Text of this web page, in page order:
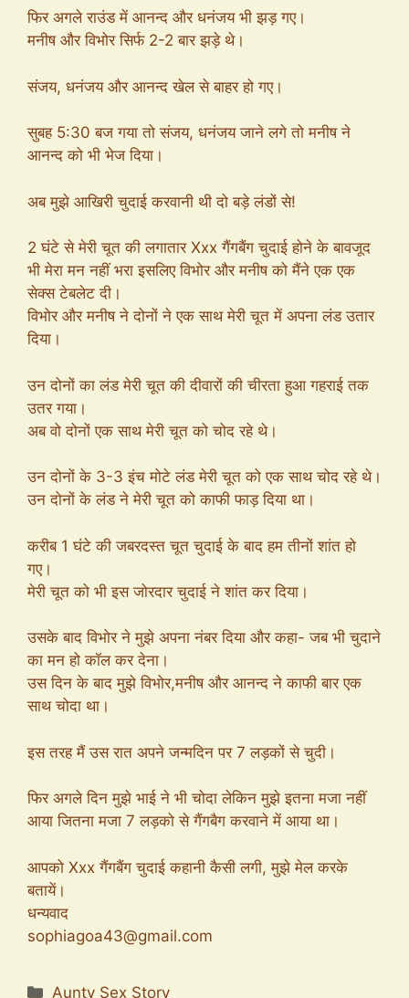
फिर अगले राउंड में आनन्द और धनंजय भी झड़ गए।
मनीष और विभोर सिर्फ 2-2 बार झड़े थे।
संजय, धनंजय और आनन्द खेल से बाहर हो गए।
सुबह 5:30 बज गया तो संजय, धनंजय जाने लगे तो मनीष ने
आनन्द को भी भेज दिया।
अब मुझे आखिरी चुदाई करवानी थी दो बड़े लंडों से!
2 घंटे से मेरी चूत की लगातार Xxx गैंगबैंग चुदाई होने के बावजूद
भी मेरा मन नहीं भरा इसलिए विभोर और मनीष को मैंने एक एक
सेक्स टेबलेट दी।
विभोर और मनीष ने दोनों ने एक साथ मेरी चूत में अपना लंड उतार
दिया।
उन दोनों का लंड मेरी चूत की दीवारों की चीरता हुआ गहराई तक
उतर गया।
अब वो दोनों एक साथ मेरी चूत को चोद रहे थे।
उन दोनों के 3-3 इंच मोटे लंड मेरी चूत को एक साथ चोद रहे थे।
उन दोनों के लंड ने मेरी चूत को काफी फाड़ दिया था।
करीब 1 घंटे की जबरदस्त चूत चुदाई के बाद हम तीनों शांत हो
गए।
मेरी चूत को भी इस जोरदार चुदाई ने शांत कर दिया।
उसके बाद विभोर ने मुझे अपना नंबर दिया और कहा- जब भी चुदाने
का मन हो कॉल कर देना।
उस दिन के बाद मुझे विभोर,मनीष और आनन्द ने काफी बार एक
साथ चोदा था।
इस तरह मैं उस रात अपने जन्मदिन पर 7 लड़कों से चुदी।
फिर अगले दिन मुझे भाई ने भी चोदा लेकिन मुझे इतना मजा नहीं
आया जितना मजा 7 लड़को से गैंगबैग करवाने में आया था।
आपको Xxx गैंगबैंग चुदाई कहानी कैसी लगी, मुझे मेल करके
बतायें।
धन्यवाद
sophiagoa43@gmail.com
Categories
Aunty Sex Story